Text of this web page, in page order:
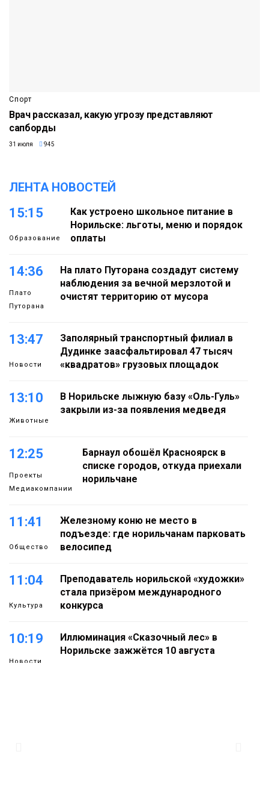
Спорт
Врач рассказал, какую угрозу представляют
сапборды
31 июля 945
ЛЕНТА НОВОСТЕЙ
15:15
Образование
Как устроено школьное питание в
Норильске: льготы, меню и порядок
оплаты
14:36
Плато
Путорана
На плато Путорана создадут систему
наблюдения за вечной мерзлотой и
очистят территорию от мусора
13:47
Новости
Заполярный транспортный филиал в
Дудинке заасфальтировал 47 тысяч
«квадратов» грузовых площадок
13:10
Животные
В Норильске лыжную базу «Оль-Гуль»
закрыли из-за появления медведя
12:25
Проекты
Медиакомпании
Барнаул обошёл Красноярск в
списке городов, откуда приехали
норильчане
11:41
Общество
Железному коню не место в
подъезде: где норильчанам парковать
велосипед
11:04
Культура
Преподаватель норильской «художки»
стала призёром международного
конкурса
10:19
Новости
Иллюминация «Сказочный лес» в
Норильске зажжётся 10 августа